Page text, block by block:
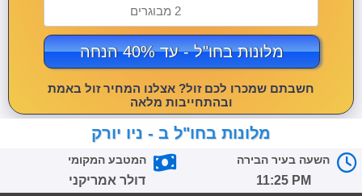
2 מבוגרים
מלונות בחו"ל - עד 40% הנחה
חשבתם שמכרו לכם זול? אצלנו המחיר זול באמת
ובהתחייבות מלאה
מלונות בחו"ל ב - ניו יורק
המטבע המקומי
דולר אמריקני
השעה בעיר הבירה
11:25 PM